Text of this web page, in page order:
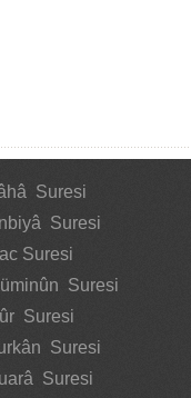
Suresi
Suresi
Suresi
Suresi
Suresi
Suresi
Suresi